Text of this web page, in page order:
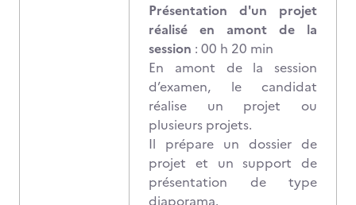
Présentation d'un projet
réalisé en amont de la
session : 00 h 20 min
En amont de la session
d’examen, le candidat
réalise un projet ou
plusieurs projets.
Il prépare un dossier de
projet et un support de
présentation de type
diaporama.